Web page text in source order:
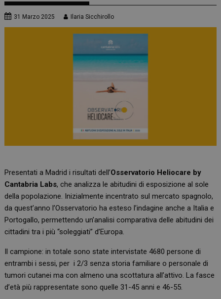
31 Marzo 2025 Ilaria Sicchirollo
Presentati a Madrid i risultati dell’Osservatorio Heliocare by
Cantabria Labs, che analizza le abitudini di esposizione al sole
della popolazione. Inizialmente incentrato sul mercato spagnolo,
da quest’anno l’Osservatorio ha esteso l’indagine anche a Italia e
Portogallo, permettendo un’analisi comparativa delle abitudini dei
cittadini tra i più “soleggiati” d’Europa.
Il campione: in totale sono state intervistate 4680 persone di
entrambi i sessi, per i 2/3 senza storia familiare o personale di
tumori cutanei ma con almeno una scottatura all’attivo. La fasce
d’età più rappresentate sono quelle 31-45 anni e 46-55.